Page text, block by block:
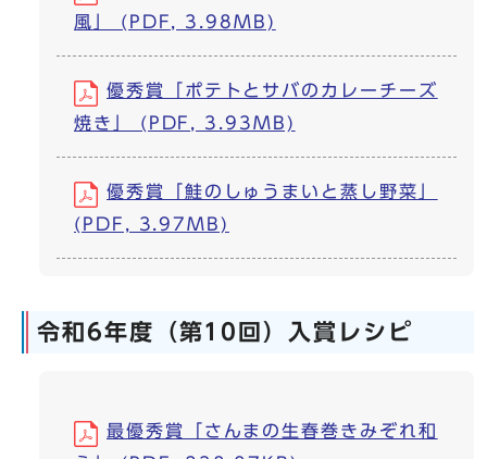
風」 (PDF, 3.98MB)
優秀賞「ポテトとサバのカレーチーズ
焼き」 (PDF, 3.93MB)
優秀賞「鮭のしゅうまいと蒸し野菜」
(PDF, 3.97MB)
令和6年度（第10回）入賞レシピ
最優秀賞「さんまの生春巻きみぞれ和